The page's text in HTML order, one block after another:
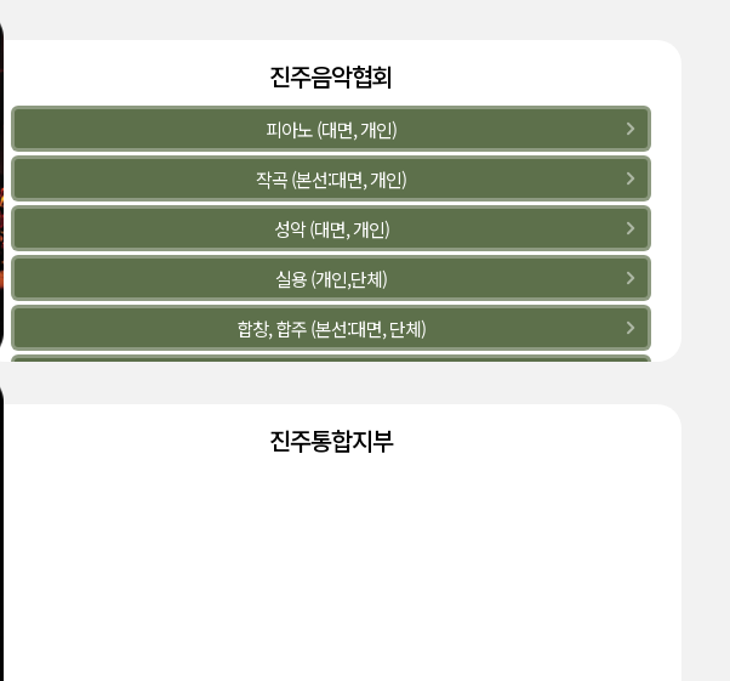
진주음악협회
피아노 (대면, 개인)
작곡 (본선:대면, 개인)
성악 (대면, 개인)
실용 (개인,단체)
합창, 합주 (본선:대면, 단체)
현악 (대면,개인)
진주통합지부